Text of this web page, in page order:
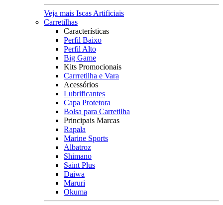
Veja mais Iscas Artificiais
Carretilhas
Características
Perfil Baixo
Perfil Alto
Big Game
Kits Promocionais
Carrretilha e Vara
Acessórios
Lubrificantes
Capa Protetora
Bolsa para Carretilha
Principais Marcas
Rapala
Marine Sports
Albatroz
Shimano
Saint Plus
Daiwa
Maruri
Okuma